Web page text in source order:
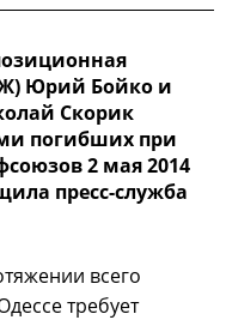
Юрий Бойко и
Скорик
погибших при
2 мая 2014
пресс-служба
всего
требует